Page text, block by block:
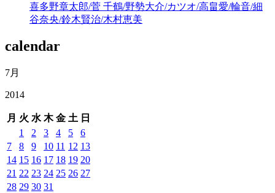
喜多野章太郎/菅 千鶴/野勢大介/カツオ/高畠愛/輪音/細
谷奈央/鈴木賢治/木村恵美
calendar
7月
2014
月 火 水 木 金 土 日
1 2 3 4 5
6
7
8 9 10 11 12 13
14 15 16 17 18 19 20
21 22 23 24 25 26 27
28 29 30 31